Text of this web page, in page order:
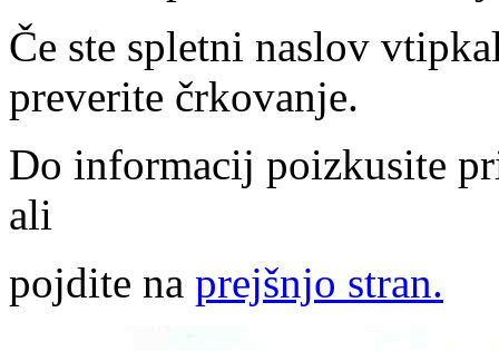
Če ste spletni naslov
preverite črkovanje.
Do informacij poizkusite
ali
pojdite na prejšnjo stran.